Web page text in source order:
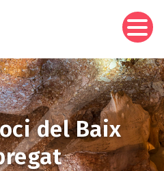
del Baix